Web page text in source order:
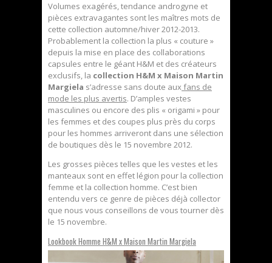
Volumes exagérés, tendance androgyne et
pièces extravagantes sont les maîtres mots de
cette collection automne/hiver 2012-2013.
Probablement la collection la plus « couture »
depuis la mise en place des collaborations
capsules entre le géant H&M et des créateurs
exclusifs, la collection H&M x Maison Martin
Margiela s’adresse sans doute auxfans de
mode les plus avertis. D’amples vestes
masculines ou encore des plis « origami » pour
les femmes et des coupes plus près du corps
pour les hommes arriveront dans une sélection
de boutiques dès le 15 novembre 2012.
Les grosses pièces telles que les vestes et les
manteaux sont en effet légion pour la collection
femme et la collection homme. C’est bien
entendu vers ce genre de pièces déjà collector
que nous vous conseillons de vous tourner dès
le 15 novembre.
Lookbook Homme H&M x Maison Martin Margiela